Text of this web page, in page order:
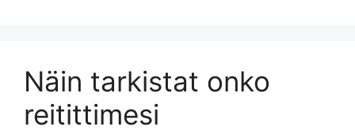
Näin tarkistat onko
reitittimesi